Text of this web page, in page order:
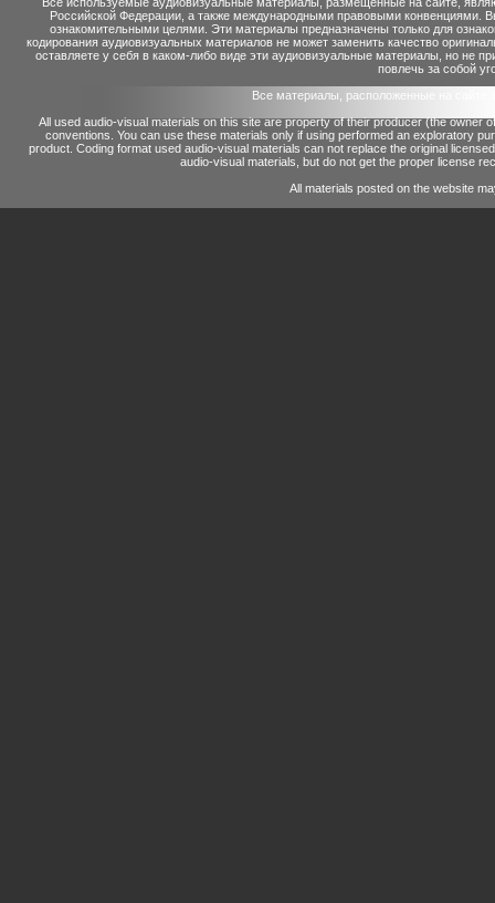
Российской Федерации, а также международными правовыми конвенциями.
ознакомительными целями. Эти материалы предназначены только для
кодирования аудиовизуальных материалов не может заменить качество
оставляете у себя в каком-либо виде эти аудиовизуальные материалы, но не
повлечь за собой
Все материалы, расположенные на сайте
All used audio-visual materials on this site are property of their producer (the owner
conventions. You can use these materials only if using performed an exploratory
product. Coding format used audio-visual materials can not replace the original
audio-visual materials, but do not get the proper license
All materials posted on the website